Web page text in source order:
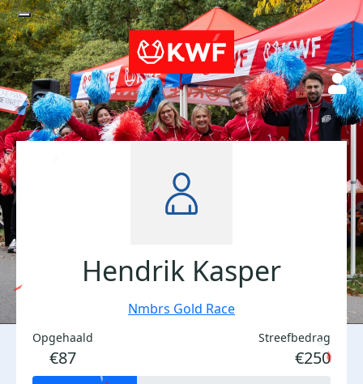
Hendrik Kasper
Nmbrs Gold Race
Opgehaald
€87
Streefbedrag
€250